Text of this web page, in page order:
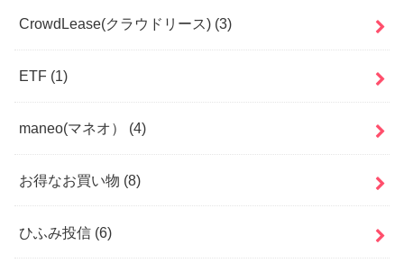
CrowdLease(クラウドリース) (3)
ETF (1)
maneo(マネオ） (4)
お得なお買い物 (8)
ひふみ投信 (6)